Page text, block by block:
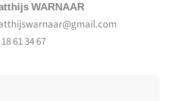
WARNAAR
61 34 67